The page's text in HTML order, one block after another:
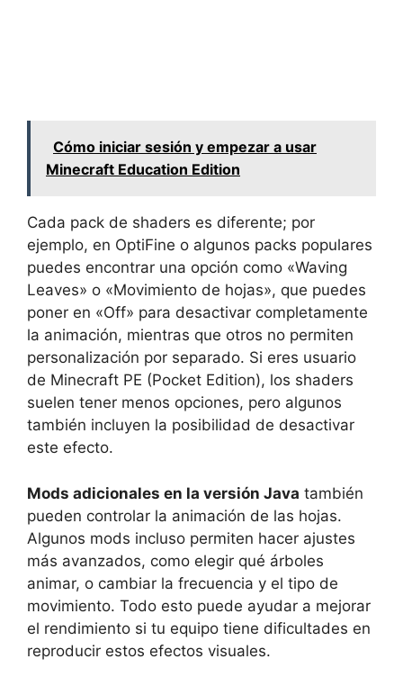
Cómo iniciar sesión y empezar a usar
Minecraft Education Edition
Cada pack de shaders es diferente; por
ejemplo, en OptiFine o algunos packs populares
puedes encontrar una opción como «Waving
Leaves» o «Movimiento de hojas», que puedes
poner en «Off» para desactivar completamente
la animación, mientras que otros no permiten
personalización por separado. Si eres usuario
de Minecraft PE (Pocket Edition), los shaders
suelen tener menos opciones, pero algunos
también incluyen la posibilidad de desactivar
este efecto.
Mods adicionales en la versión Java también
pueden controlar la animación de las hojas.
Algunos mods incluso permiten hacer ajustes
más avanzados, como elegir qué árboles
animar, o cambiar la frecuencia y el tipo de
movimiento. Todo esto puede ayudar a mejorar
el rendimiento si tu equipo tiene dificultades en
reproducir estos efectos visuales.